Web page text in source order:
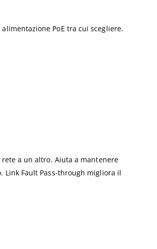
PoE tra cui scegliere.
a un altro. Aiuta a mantenere
Fault Pass-through migliora il